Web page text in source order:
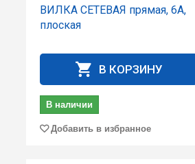
ВИЛКА СЕТЕВАЯ прямая, 6А,
плоская
В КОРЗИНУ
В наличии
Добавить в избранное